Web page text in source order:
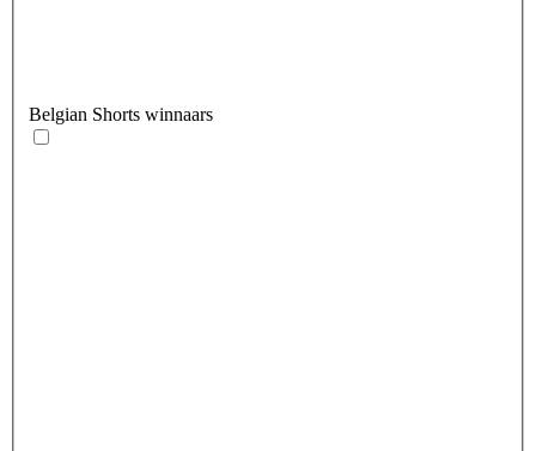
Belgian Shorts winnaars